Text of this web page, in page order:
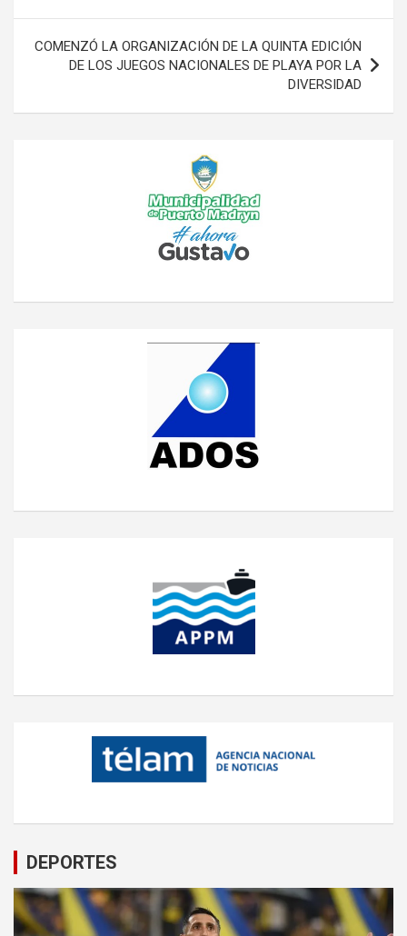
entradas
COMENZÓ LA ORGANIZACIÓN DE LA QUINTA EDICIÓN
DE LOS JUEGOS NACIONALES DE PLAYA POR LA
DIVERSIDAD
DEPORTES